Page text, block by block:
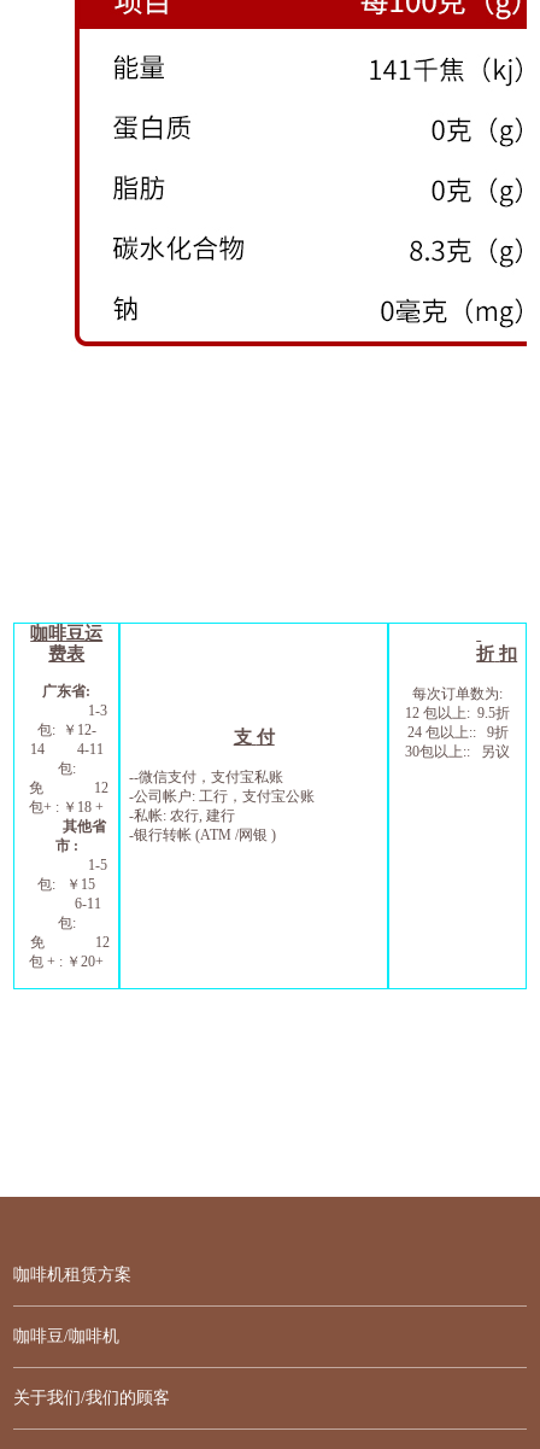
咖啡豆运
费表
广东省:
1-3
包: ￥ 12-
14
4-11
包:
免
12
包+ : ￥ 18 +
其他省
市:
1-5
包: ￥ 15
6-11
包:
免
12
包 + : ￥20+
支 付
--微信支付，支付宝私账
-公司帐户:工行，支付宝公账
-私帐:农行,建行
-银行转帐 (ATM /网银 )
折 扣
每次订单数为:
12包以上: 9.5折
24 包以上:: 9折
30包以上:: 另议
咖啡机租赁方案
咖啡豆/咖啡机
关于我们/我们的顾客